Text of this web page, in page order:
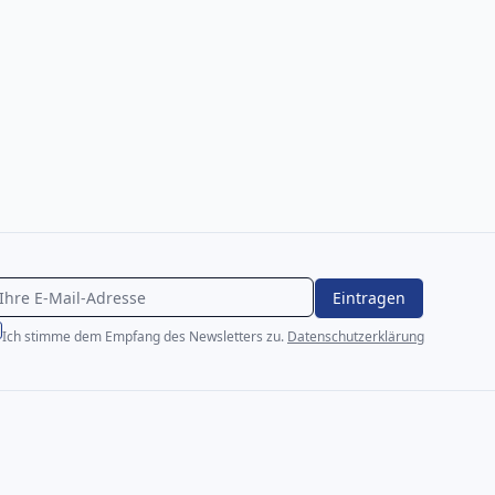
Eintragen
Ich stimme dem Empfang des Newsletters zu. Datenschutzerklärung